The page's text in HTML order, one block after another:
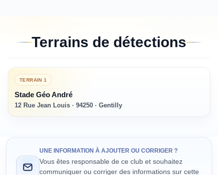
Terrains de détections
TERRAIN1
Stade Géo André
12 Rue Jean Louis · 94250 · Gentilly
UNE INFORMATION À AJOUTER OU CORRIGER ?
Vous êtes responsable de ce club et souhaitez
communiquer ou corriger des informations sur cette